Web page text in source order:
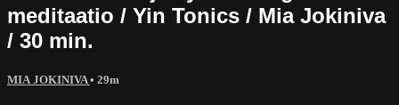
meditaatio / Yin Tonics / Mia Jokiniva
/ 30 min.
MIA JOKINIVA• 29m